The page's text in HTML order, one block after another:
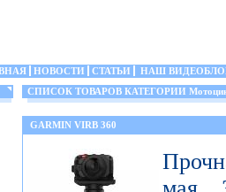
НОВОСТИ СТАТЬИ
НАШ
СПИСОК ТОВАРОВ КАТЕГОРИИ
GARMIN VIRB 360